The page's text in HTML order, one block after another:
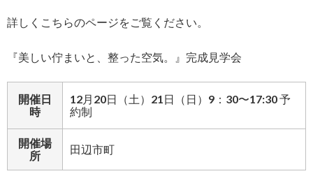
詳しくこちらのページをご覧ください。
『美しい佇まいと、整った空気。』完成見学会
開催日
時
12月20日（土）21日（日）9：30〜17:30 予
約制
開催場
所
田辺市町